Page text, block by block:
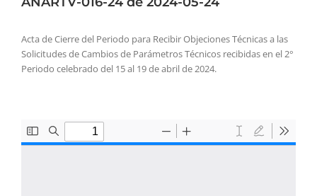
Acta de Cierre del Periodo para Recibir Objeciones Técnicas a las
Solicitudes de Cambios de Parámetros Técnicos recibidas en el 2°
Periodo celebrado del 15 al 19 de abril de 2024.